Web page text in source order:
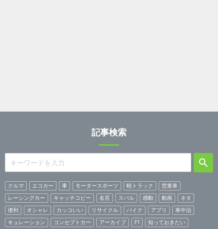
記事検索
クルマ エコカー 車 モータースポーツ 軽トラック
営業車
レーシングカー
キャッチコピー 名言 スバル 感動 動画
ネタ
便利
オシャレ カッコいい リサイクル バイク アプリ
車中泊
キュレーション
コンセプトカー アーカイブ F1
知っておきたい